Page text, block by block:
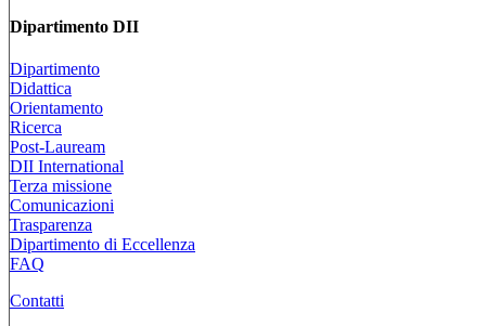
Dipartimento DII
Dipartimento
Didattica
Orientamento
Ricerca
Post-Lauream
DII International
Terza missione
Comunicazioni
Trasparenza
Dipartimento di Eccellenza
FAQ
Contatti